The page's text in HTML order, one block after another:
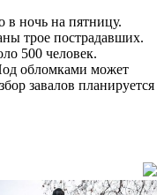
ночь на пятницу.
трое пострадавших.
500 человек.
обломками может
завалов планируется